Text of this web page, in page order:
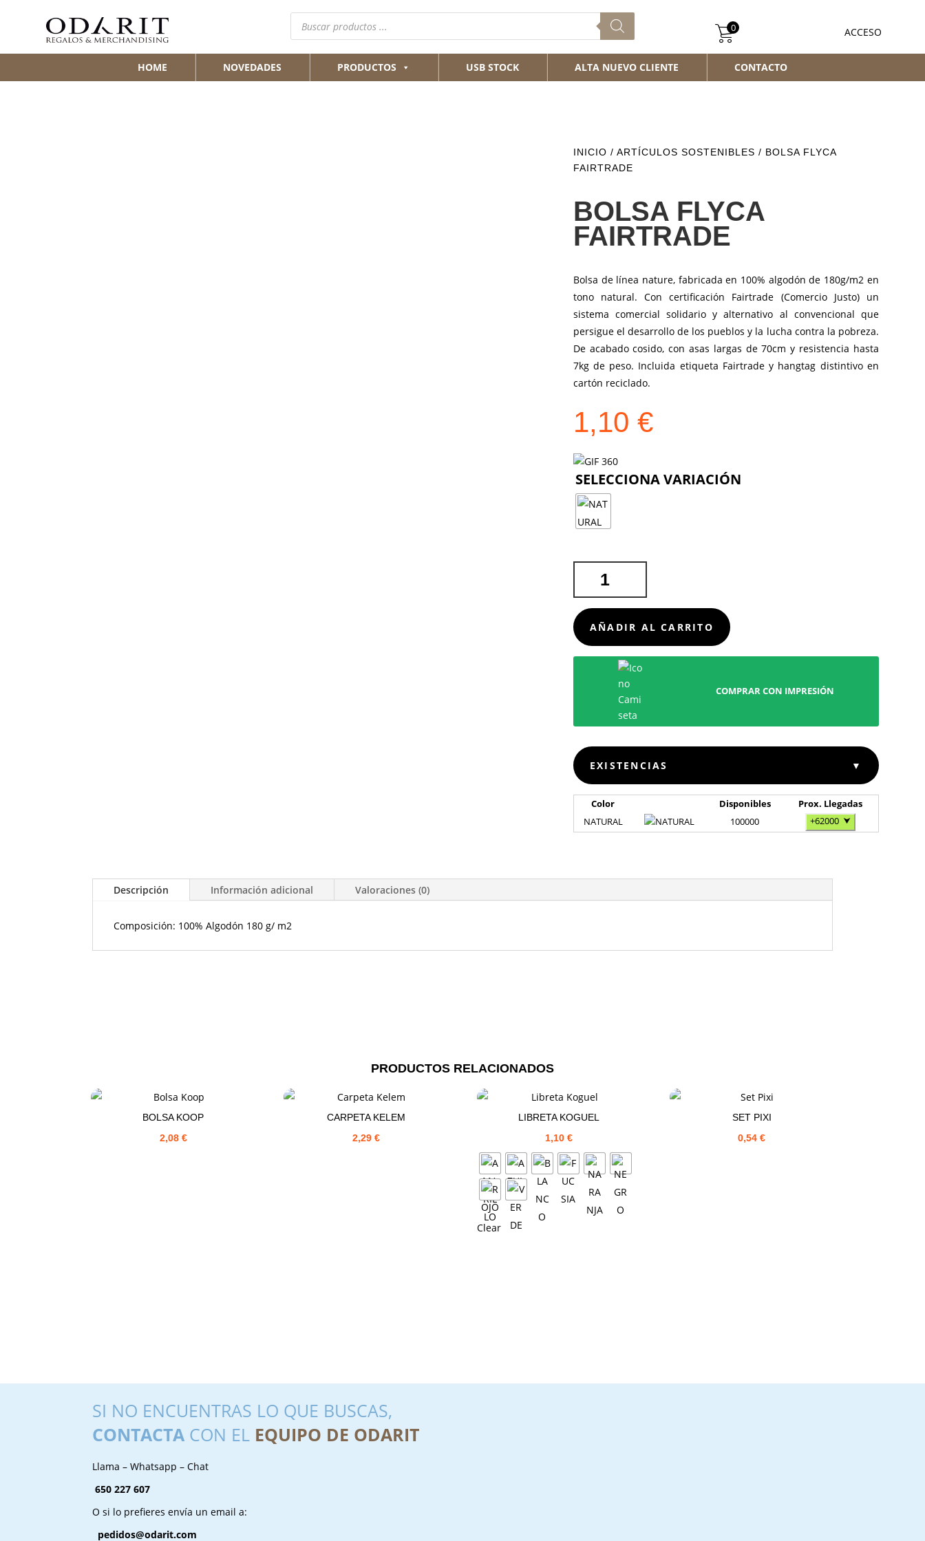
Búsqueda
productos ACCESO
0
HOME NOVEDADES PRODUCTOS USB STOCK ALTA NUEVO CLIENTE CONTACTO
INICIO / ARTÍCULOS SOSTENIBLES / BOLSA FLYCA
FAIRTRADE
BOLSA FLYCA
FAIRTRADE
Bolsa de línea nature, fabricada en 100% algodón de 180g/m2 en
tono natural. Con certificación Fairtrade (Comercio Justo) un
sistema comercial solidario y alternativo al convencional que
persigue el desarrollo de los pueblos y la lucha contra la pobreza.
De acabado cosido, con asas largas de 70cm y resistencia hasta
7kg de peso. Incluida etiqueta Fairtrade y hangtag distintivo en
cartón reciclado.
1,10 €
FAIRTRADE
CANTIDAD
AÑADIR AL CARRITO
COMPRAR CON IMPRESIÓN
EXISTENCIAS ▼
Color Disponibles
Prox. Llegadas
NATURAL
100000 +62000 ⮟
Descripción Información adicional Valoraciones (0)
Composición: 100% Algodón 180 g/ m2
PRODUCTOS RELACIONADOS
BOLSA KOOP
2,08 €
CARPETA KELEM
2,29 €
LIBRETA KOGUEL
1,10€
Clear
SET PIXI
0,54€
SI NO ENCUENTRAS LO QUE BUSCAS,
CONTACTA CON EL EQUIPO DE ODARIT
Llama – Whatsapp – Chat
650 227 607
O si lo prefieres envía un email a:
pedidos@odarit.com